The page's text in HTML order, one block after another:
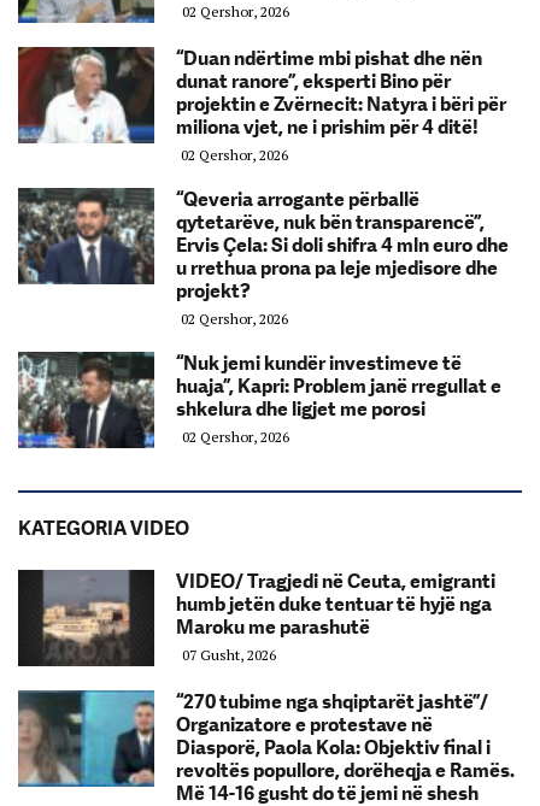
02 Qershor, 2026
“Duan ndërtime mbi pishat dhe nën
dunat ranore”, eksperti Bino për
projektin e Zvërnecit: Natyra i bëri për
miliona vjet, ne i prishim për 4 ditë!
02 Qershor, 2026
“Qeveria arrogante përballë
qytetarëve, nuk bën transparencë”,
Ervis Çela: Si doli shifra 4 mln euro dhe
u rrethua prona pa leje mjedisore dhe
projekt?
02 Qershor, 2026
“Nuk jemi kundër investimeve të
huaja”, Kapri: Problem janë rregullat e
shkelura dhe ligjet me porosi
02 Qershor, 2026
KATEGORIA VIDEO
VIDEO/ Tragjedi në Ceuta, emigranti
humb jetën duke tentuar të hyjë nga
Maroku me parashutë
07 Gusht, 2026
“270 tubime nga shqiptarët jashtë”/
Organizatore e protestave në
Diasporë, Paola Kola: Objektiv final i
revoltës popullore, dorëheqja e Ramës.
Më 14-16 gusht do të jemi në shesh